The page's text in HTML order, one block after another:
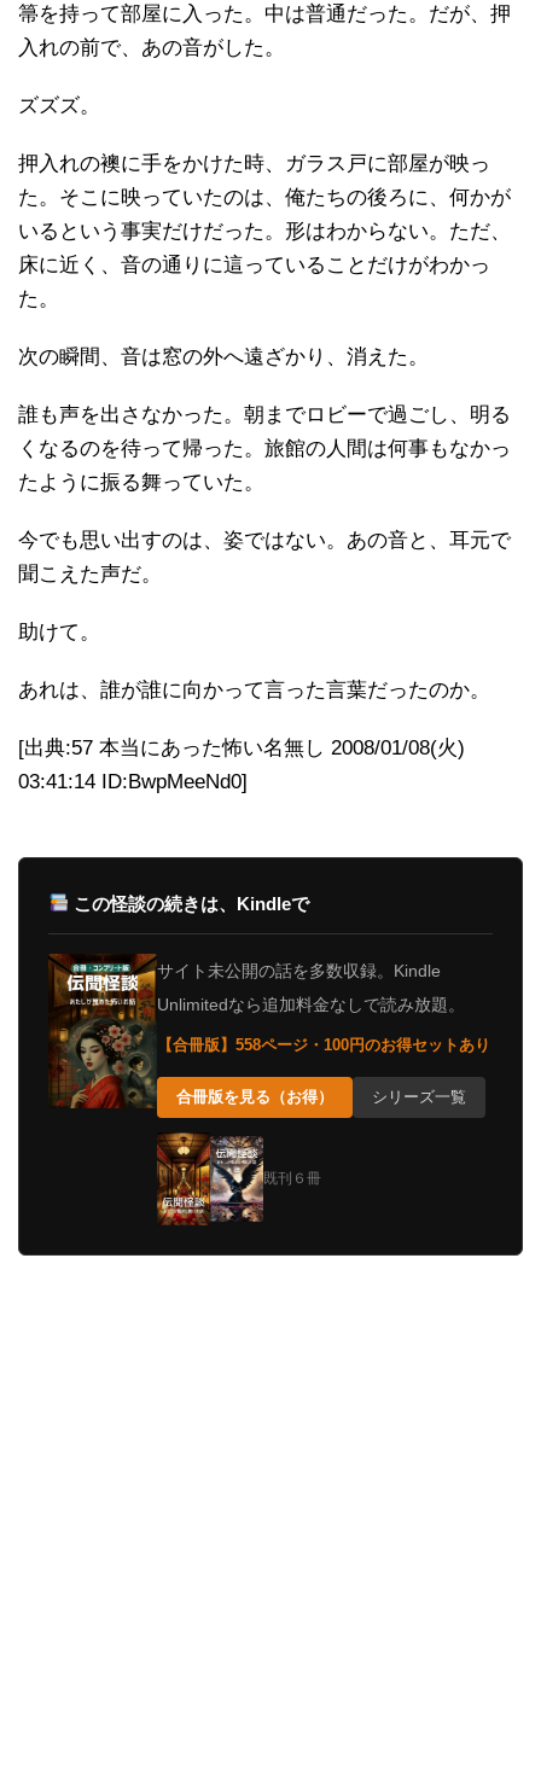
箒を持って部屋に入った。中は普通だった。だが、押
入れの前で、あの音がした。
ズズズ。
押入れの襖に手をかけた時、ガラス戸に部屋が映っ
た。そこに映っていたのは、俺たちの後ろに、何かが
いるという事実だけだった。形はわからない。ただ、
床に近く、音の通りに這っていることだけがわかっ
た。
次の瞬間、音は窓の外へ遠ざかり、消えた。
誰も声を出さなかった。朝までロビーで過ごし、明る
くなるのを待って帰った。旅館の人間は何事もなかっ
たように振る舞っていた。
今でも思い出すのは、姿ではない。あの音と、耳元で
聞こえた声だ。
助けて。
あれは、誰が誰に向かって言った言葉だったのか。
[出典:57 本当にあった怖い名無し 2008/01/08(火)
03:41:14 ID:BwpMeeNd0]
この怪談の続きは、Kindleで
サイト未公開の話を多数収録。Kindle
Unlimitedなら追加料金なしで読み放題。
【合冊版】558ページ・100円のお得セットあり
合冊版を見る（お得） シリーズ一覧
既刊６冊